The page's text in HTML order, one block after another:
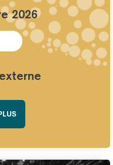
2026